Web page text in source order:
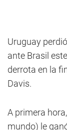
Uruguay
ante Brasil
derrota en la
Davis.
A primera
mundo) le